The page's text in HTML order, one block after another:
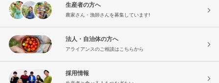
生産者の方へ
農家さん・漁師さんを募集しています!
法人・自治体の方へ
アライアンスのご相談はこちらから
採用情報